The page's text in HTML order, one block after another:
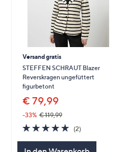
Versand gratis
STEFFEN SCHRAUT Blazer
Reverskragen ungefüttert
figurbetont
€ 79,99
-33% € 119,99
5.0
von
5
(2)